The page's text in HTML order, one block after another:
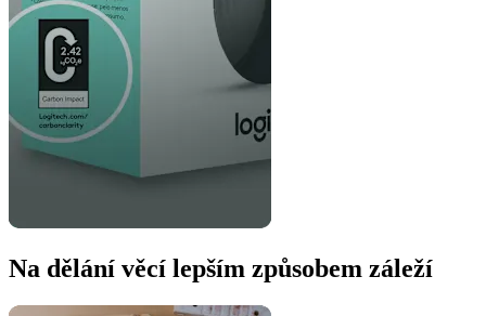
Na dělání věcí lepším způsobem záleží